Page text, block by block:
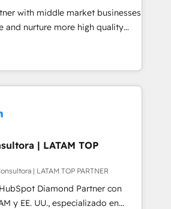
HubSpot onboarding and CRM
web development, integrations,
of the first
are so glad to work with you."
see how we can do better and be
with middle market businesses
and nurture more high quality
media, marketing cloud,
integration to drive sales
on marketing expenditure.
| LATAM TOP
| LATAM TOP PARTNER
Diamond Partner con
y EE. UU., especializado en